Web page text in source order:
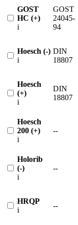
GOST
HC (+)
i
GOST
24045-
94
Hoesch (-)
i
DIN
18807
Hoesch
(+)
i
DIN
18807
Hoesch
200 (+)
i
--
Holorib
(-)
i
--
HRQP
i
--